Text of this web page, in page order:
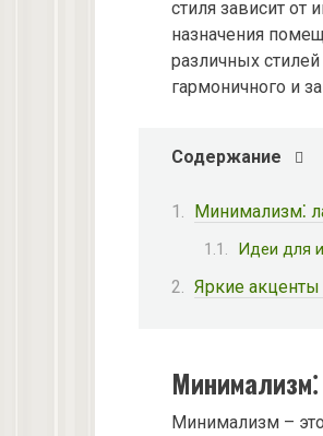
стиля зависит от
назначения
различных
гармоничного и
Содержание
Минимализм⁚
Идеи для
Яркие акценты
Минимализм –